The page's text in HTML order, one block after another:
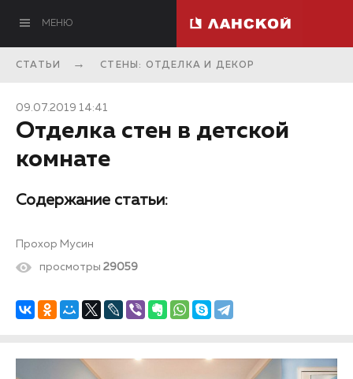
МЕНЮ
СТАТЬИ СТЕНЫ: ОТДЕЛКА И ДЕКОР
09.07.2019 14:41
Отделка стен в детской
комнате
Содержание статьи:
Прохор Мусин
просмотры 29059